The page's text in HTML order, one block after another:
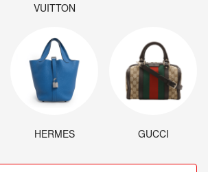
VUITTON
HERMES GUCCI